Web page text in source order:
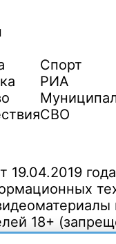
Спорт
РИА
СВО
18+